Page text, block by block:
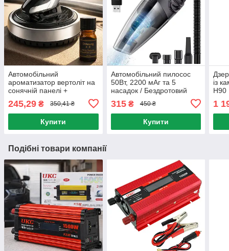
Автомобільний
ароматизатор вертоліт на
сонячній панелі +
Сріблястий / Пахучка в
авто
245,29 ₴ 350,41 ₴
Купити
Автомобільний пилосос
50Вт, 2200 мАг та 5
насадок / Бездротовий
Портативний пилосос
315₴ 450 ₴
Купити
із
H90
1
Подібні товари компанії